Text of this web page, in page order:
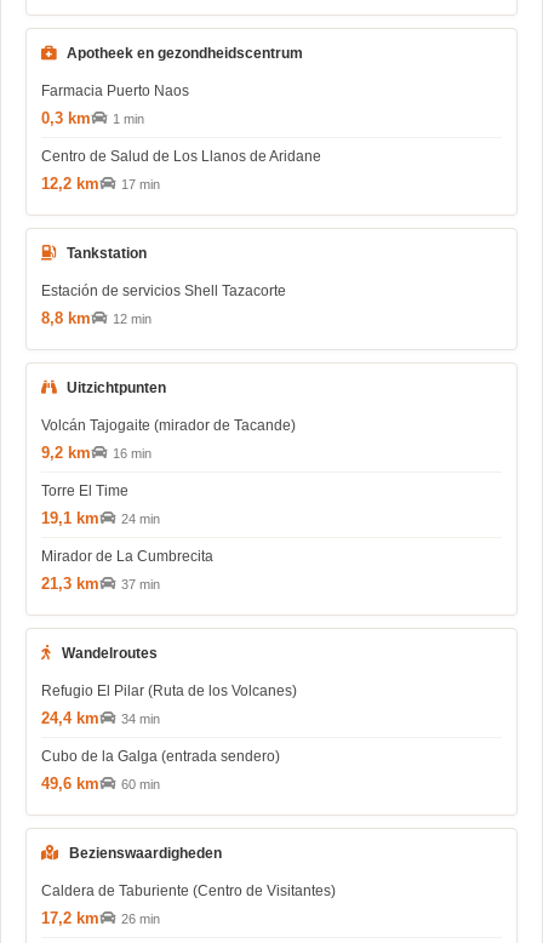
Apotheek en gezondheidscentrum
Farmacia Puerto Naos
0,3 km 1 min
Centro de Salud de Los Llanos de Aridane
12,2 km 17 min
Tankstation
Estación de servicios Shell Tazacorte
8,8 km 12 min
Uitzichtpunten
Volcán Tajogaite (mirador de Tacande)
9,2 km 16 min
Torre El Time
19,1 km 24 min
Mirador de La Cumbrecita
21,3 km 37 min
Wandelroutes
Refugio El Pilar (Ruta de los Volcanes)
24,4 km 34 min
Cubo de la Galga (entrada sendero)
49,6 km 60 min
Bezienswaardigheden
Caldera de Taburiente (Centro de Visitantes)
17,2 km 26 min